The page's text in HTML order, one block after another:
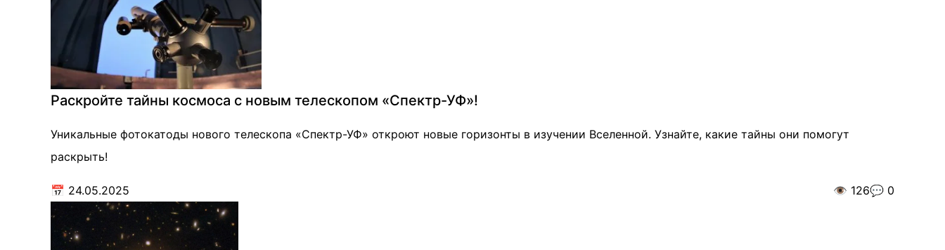
Раскройте тайны космоса с новым телескопом «Спектр-УФ»!
Уникальные фотокатоды нового телескопа «Спектр-УФ» откроют новые горизонты в изучении Вселенной. Узнайте, какие тайны они помогут
раскрыть!
📅 24.05.2025 👁️ 126💬 0